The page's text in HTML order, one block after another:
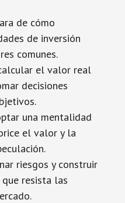
de cómo
de inversión
comunes.
el valor real
decisiones
una mentalidad
el valor y la
riesgos y construir
resista las